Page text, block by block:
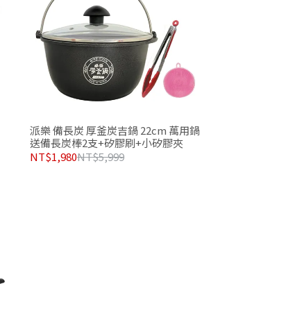
派樂 備長炭 厚釜炭吉鍋 22cm 萬用鍋
送備長炭棒2支+矽膠刷+小矽膠夾
NT$1,980NT$5,999